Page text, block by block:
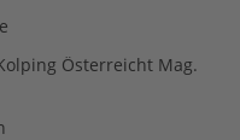
Österreicht Mag.